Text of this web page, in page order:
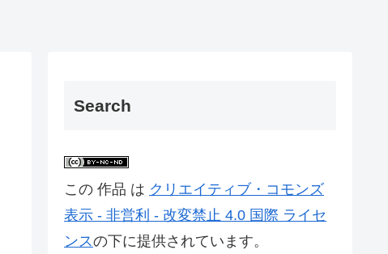
Search
この 作品 は クリエイティブ・コモンズ
表示 - 非営利 - 改変禁止 4.0 国際 ライセ
ンスの下に提供されています。